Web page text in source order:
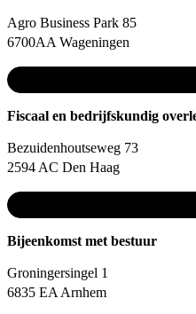
Agro Business Park 85
6700AA Wageningen
Fiscaal en bedrijfskundig
Bezuidenhoutseweg 73
2594 AC Den Haag
Bijeenkomst met bestuur
Groningersingel 1
6835 EA Arnhem